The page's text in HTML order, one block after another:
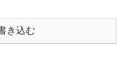
き込む